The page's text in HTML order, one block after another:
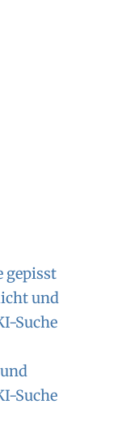
gepisst
und
Suche
Suche